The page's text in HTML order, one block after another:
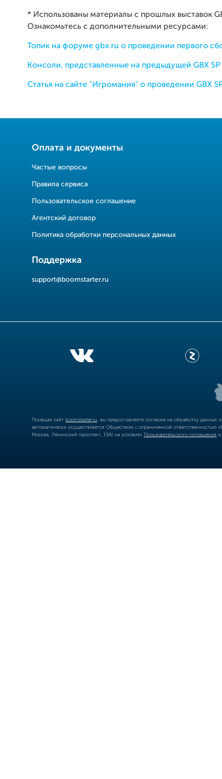
* Использованы материалы с прошлых выставок
Ознакомьтесь с дополнительными ресурсами:
Топик на форуме gbx.ru о проведении первого
Консоли, представленные на предыдущей GBX SP
Статья на сайте "Игромания" о проведении GBX
Оплата и документы
Частые вопросы
Правила сервиса
Пользовательское соглашение
Агентский договор
Политика обработки персональных данных
Поддержка
support@boomstarter.ru
Посещая сайт boomstarter.ru , вы предоставляете согласие на обработку
автоматически осуществляется Обществом с ограниченной
Москва, Ленинский проспект, 15А) на условиях Пользовательского соглашения и